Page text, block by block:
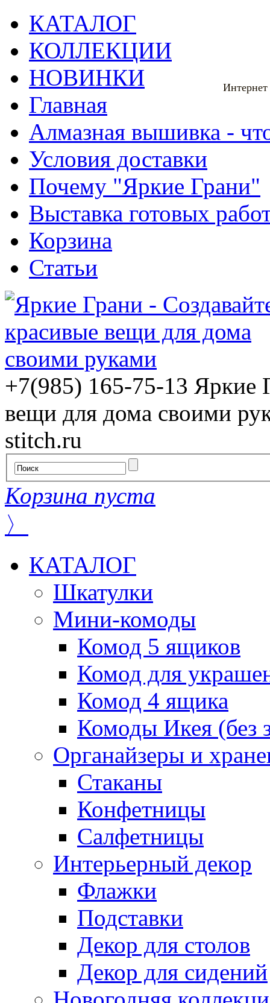
КАТАЛОГ
КОЛЛЕКЦИИ
НОВИНКИ
Главная
Алмазная вышивка -
Условия доставки
Почему "Яркие Грани"
Выставка готовых
Корзина
Статьи
+7(985) 165-75-13 Яркие
вещи для дома своими
stitch.ru
Корзина пуста
〉
КАТАЛОГ
Шкатулки
Мини-комоды
Комод 5 ящиков
Комод для
Комод 4 ящика
Комоды Икея (без
Органайзеры и
Стаканы
Конфетницы
Салфетницы
Интерьерный декор
Флажки
Подставки
Декор для столов
Декор для сидений